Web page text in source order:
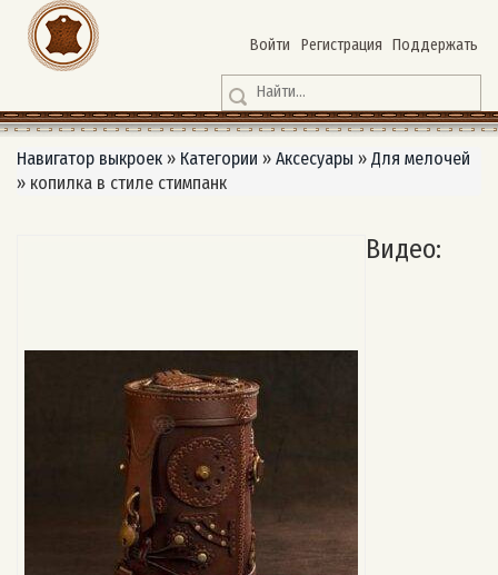
Войти Регистрация Поддержать
Навигатор выкроек » Категории » Аксесуары » Для мелочей
» копилка в стиле стимпанк
Видео: